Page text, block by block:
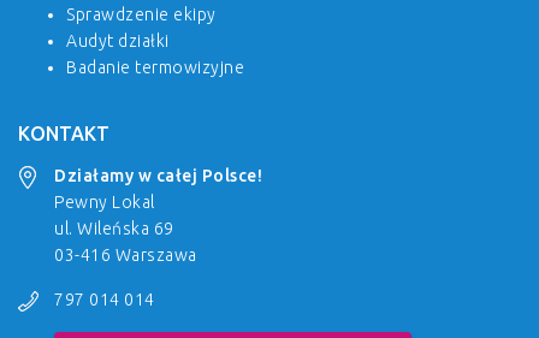
Sprawdzenie ekipy
Audyt działki
Badanie termowizyjne
KONTAKT
Działamy w całej Polsce!
Pewny Lokal
ul. Wileńska 69
03-416 Warszawa
797 014 014